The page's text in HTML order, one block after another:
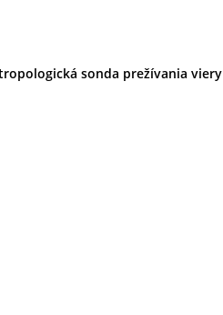
sonda prežívania viery